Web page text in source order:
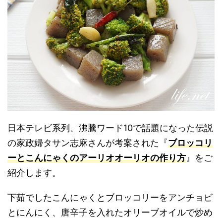
日本テレビ系列、沸騰ワード10で話題になった伝説
の家政婦タサン志麻さんが考案された『ブロッコリ
ーとこんにゃくのアーリオオーリオの作り方 』をご
紹介します。
下茹でしたこんにゃくとブロッコリーをアンチョビ
とにんにく、唐辛子を入れたオリーブオイルで炒め